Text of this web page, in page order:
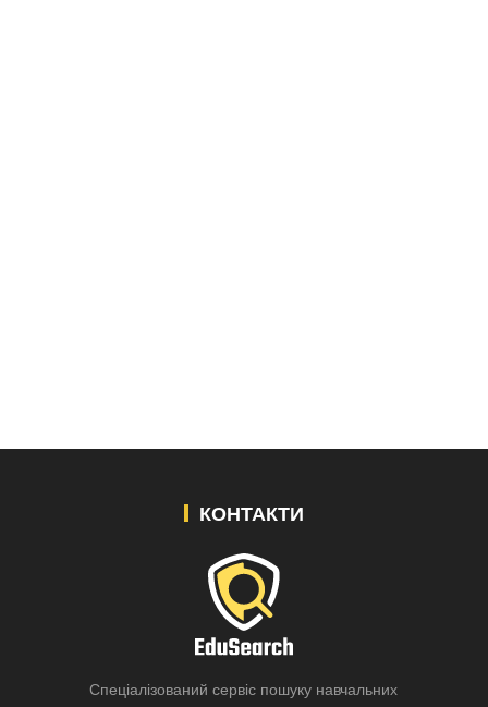
КОНТАКТИ
Спеціалізований сервіс пошуку навчальних